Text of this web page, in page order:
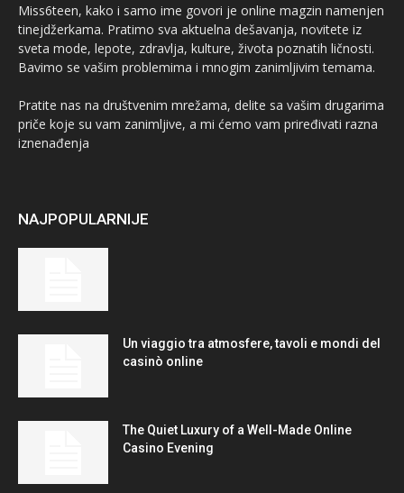
Miss6teen, kako i samo ime govori je online magzin namenjen
tinejdžerkama. Pratimo sva aktuelna dešavanja, novitete iz
sveta mode, lepote, zdravlja, kulture, života poznatih ličnosti.
Bavimo se vašim problemima i mnogim zanimljivim temama.
Pratite nas na društvenim mrežama, delite sa vašim drugarima
priče koje su vam zanimljive, a mi ćemo vam priređivati razna
iznenađenja
NAJPOPULARNIJE
Un viaggio tra atmosfere, tavoli e mondi del
casinò online
The Quiet Luxury of a Well-Made Online
Casino Evening